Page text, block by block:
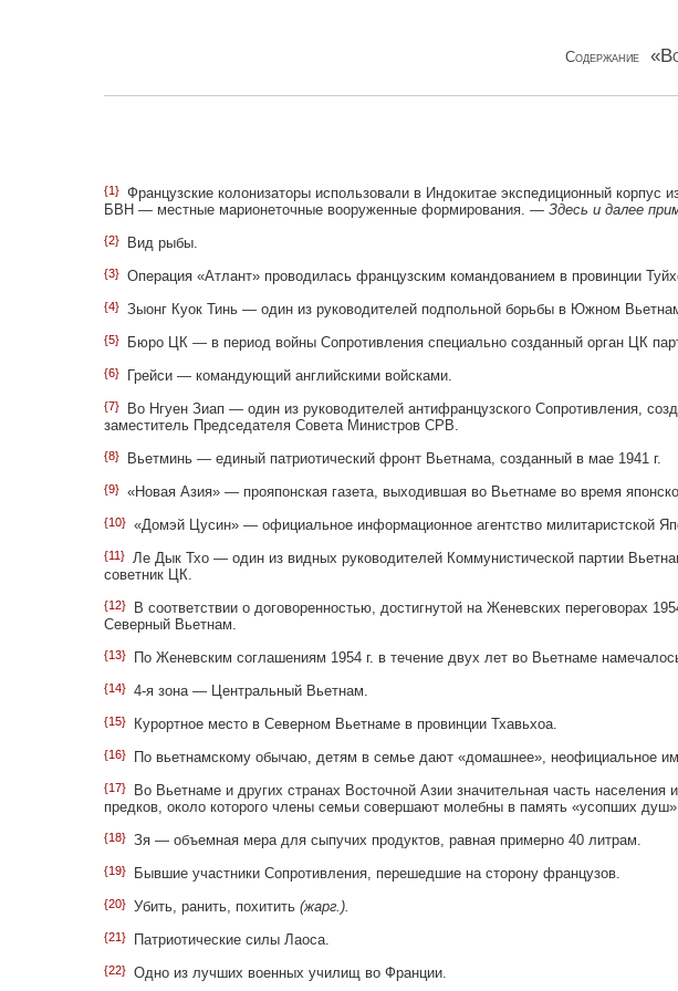
Содержание
{1} Французские колонизаторы использовали в Индокитае экспедиционный
БВН — местные марионеточные вооруженные формирования. —Здесь и далее
{2} Вид рыбы.
{3} Операция «Атлант» проводилась французским командованием в провинции
{4} Зыонг Куок Тинь — один из руководителей подпольной борьбы в Южном
{5} Бюро ЦК — в период войны Сопротивления специально созданный орган ЦК
{6} Грейси — командующий английскими войсками.
{7}
Во Нгуен Зиап — один из руководителей антифранцузского Сопротивления,
заместитель Председателя Совета Министров СРВ.
{8} Вьетминь — единый патриотический фронт Вьетнама, созданный в мае 1941 г.
{9} «Новая Азия» — прояпонская газета, выходившая во Вьетнаме во время
{10} «Домэй Цусин» — официальное информационное агентство милитаристской
{11} Ле Дык Тхо — один из видных руководителей Коммунистической партии
советник ЦК.
{12}
В соответствии о договоренностью, достигнутой на Женевских переговорах
Северный Вьетнам.
{13} По Женевским соглашениям 1954 г. в течение двух лет во Вьетнаме
{14} 4-я зона — Центральный Вьетнам.
{15} Курортное место в Северном Вьетнаме в провинции Тхавьхоа.
{16} По вьетнамскому обычаю, детям в семье дают «домашнее», неофициальное
{17}
Во Вьетнаме и других странах Восточной Азии значительная часть
предков, около которого члены семьи совершают молебны в память «усопших душ»
{18} Зя — объемная мера для сыпучих продуктов, равная примерно 40 литрам.
{19} Бывшие участники Сопротивления, перешедшие на сторону французов.
{20} Убить, ранить, похитить(жарг.).
{21} Патриотические силы Лаоса.
{22} Одно из лучших военных училищ во Франции.